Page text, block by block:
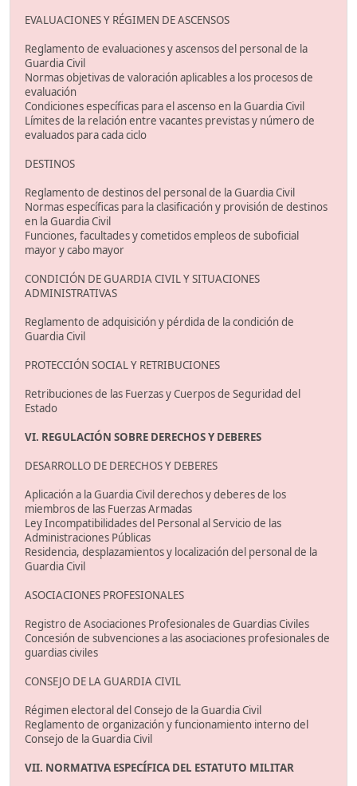
EVALUACIONES Y RÉGIMEN DE ASCENSOS
Reglamento de evaluaciones y ascensos del personal de la
Guardia Civil
Normas objetivas de valoración aplicables a los procesos de
evaluación
Condiciones específicas para el ascenso en la Guardia Civil
Límites de la relación entre vacantes previstas y número de
evaluados para cada ciclo
DESTINOS
Reglamento de destinos del personal de la Guardia Civil
Normas específicas para la clasificación y provisión de destinos
en la Guardia Civil
Funciones, facultades y cometidos empleos de suboficial
mayor y cabo mayor
CONDICIÓN DE GUARDIA CIVIL Y SITUACIONES
ADMINISTRATIVAS
Reglamento de adquisición y pérdida de la condición de
Guardia Civil
PROTECCIÓN SOCIAL Y RETRIBUCIONES
Retribuciones de las Fuerzas y Cuerpos de Seguridad del
Estado
VI. REGULACIÓN SOBRE DERECHOS Y DEBERES
DESARROLLO DE DERECHOS Y DEBERES
Aplicación a la Guardia Civil derechos y deberes de los
miembros de las Fuerzas Armadas
Ley Incompatibilidades del Personal al Servicio de las
Administraciones Públicas
Residencia, desplazamientos y localización del personal de la
Guardia Civil
ASOCIACIONES PROFESIONALES
Registro de Asociaciones Profesionales de Guardias Civiles
Concesión de subvenciones a las asociaciones profesionales de
guardias civiles
CONSEJO DE LA GUARDIA CIVIL
Régimen electoral del Consejo de la Guardia Civil
Reglamento de organización y funcionamiento interno del
Consejo de la Guardia Civil
VII. NORMATIVA ESPECÍFICA DEL ESTATUTO MILITAR